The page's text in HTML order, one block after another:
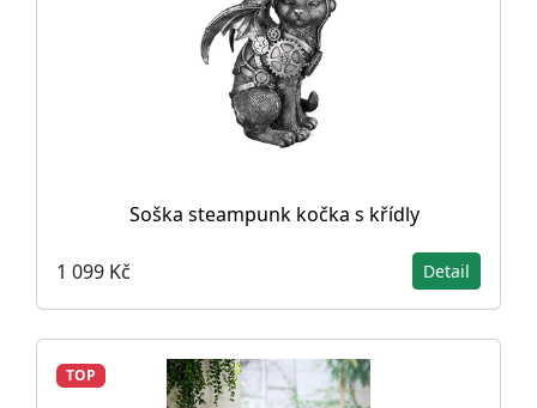
Soška steampunk kočka s křídly
1 099 Kč Detail
TOP